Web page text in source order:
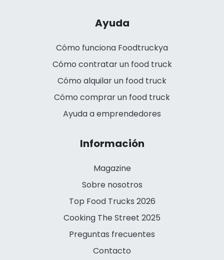
Ayuda
Cómo funciona Foodtruckya
Cómo contratar un food truck
Cómo alquilar un food truck
Cómo comprar un food truck
Ayuda a emprendedores
Información
Magazine
Sobre nosotros
Top Food Trucks 2026
Cooking The Street 2025
Preguntas frecuentes
Contacto